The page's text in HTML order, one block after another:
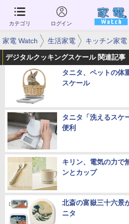
カテゴリ ログイン
家電 Watch 生活家電 キッチン家電
デジタルクッキングスケール 関連記事
タニタ、ペットの体
スケール
タニタ「洗えるスケ
便利
キリン、電気の力で
ンとカップ
北斎の富嶽三十六
ニタ